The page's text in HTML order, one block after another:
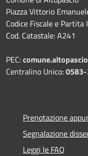
Piazza Vittorio
Codice Fiscale e
Cod. Catastale: A241
PEC:
Centralino Unico:
Prenotazione
Segnalazione
Leggi le FAQ